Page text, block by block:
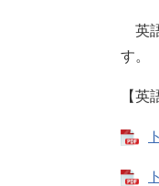
英
す。
【英